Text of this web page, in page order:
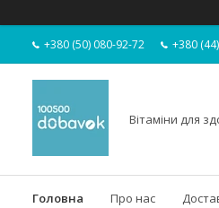
+380 (50) 080-92-72 +380
Вітаміни для
Головна Про нас